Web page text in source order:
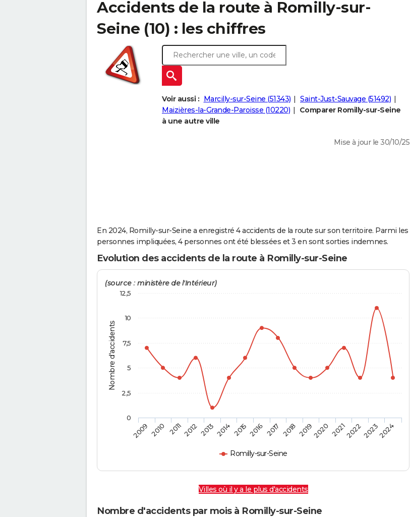
Accidents de la route à Romilly-sur-
Seine (10) : les chiffres
Voir aussi : Marcilly-sur-Seine (51343)
Saint-Just-Sauvage (51492)
Maizières-la-Grande-Paroisse (10220)
Comparer Romilly-sur-Seine
à une autre ville
Mise à jour le 30/10/25
En 2024, Romilly-sur-Seine a enregistré 4 accidents de la route sur son territoire. Parmi les
personnes impliquées, 4 personnes ont été blessées et 3 en sont sorties indemnes.
Evolution des accidents de la route à Romilly-sur-Seine
Nombre d'accidents
(source : ministère de l'Intérieur)
Romilly-sur-Seine
2009 2010 20112012 2013 2014 2015 2016 2017 2018 20192020 2021202220232024
0
2,5
5
7,5
10
12,5
Villes où il y a le plus d'accidents
Nombre d'accidents par mois à Romilly-sur-Seine